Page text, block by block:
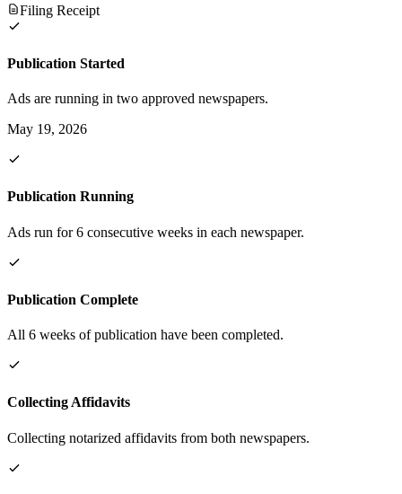
Filing Receipt
Publication Started
Ads are running in two approved newspapers.
May 19, 2026
Publication Running
Ads run for 6 consecutive weeks in each newspaper.
Publication Complete
All 6 weeks of publication have been completed.
Collecting Affidavits
Collecting notarized affidavits from both newspapers.